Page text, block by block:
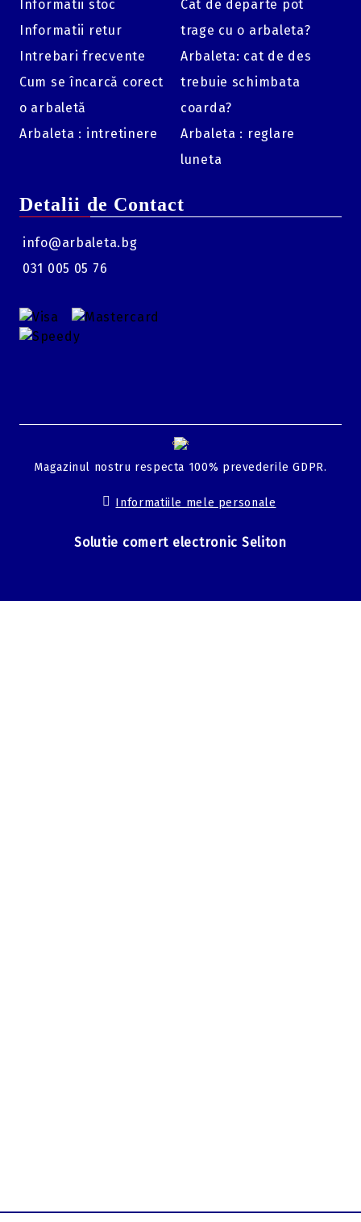
Informatii stoc
Informatii retur
Intrebari frecvente
Cum se încarcă corect
o arbaletă
Arbaleta : intretinere
Cat de departe pot
trage cu o arbaleta?
Arbaleta: cat de des
trebuie schimbata
coarda?
Arbaleta : reglare
luneta
Detalii de Contact
info@arbaleta.bg
031 005 05 76
GDPR
Magazinul nostru respecta 100% prevederile GDPR.
Informatiile mele personale
Solutie comert electronic Seliton